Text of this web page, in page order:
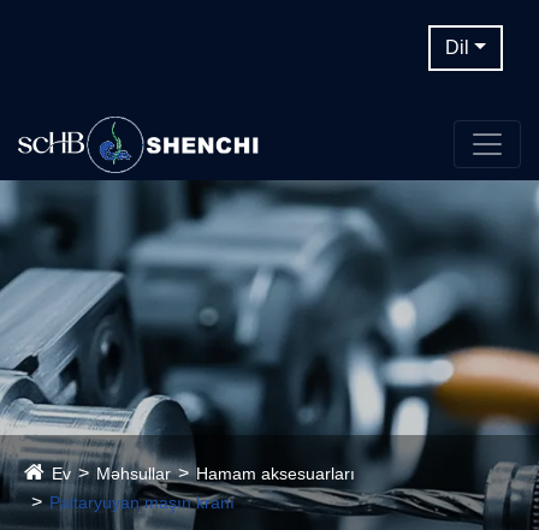
Dil
Ev Məhsullar
Hamam aksesuarları
Paltaryuyan maşın kranı